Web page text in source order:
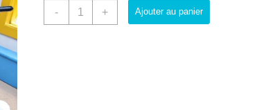
-
quantité + Ajouter au panier